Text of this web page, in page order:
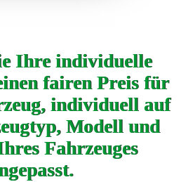
Ihre individuelle
fairen Preis für
individuell auf
Modell und
Fahrzeuges